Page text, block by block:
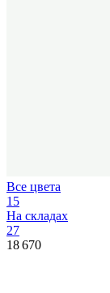
Все цвета
15
На складах
27
18 670